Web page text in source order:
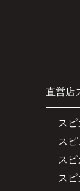
直営店
ス
ス
ス
ス